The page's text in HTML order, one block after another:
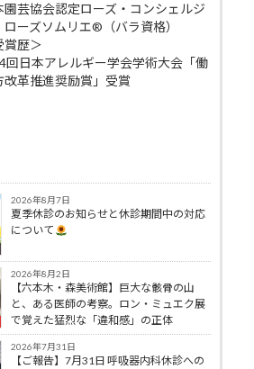
園芸協会認定ローズ・コンシェルジ
ローズソムリエ®（バラ資格）
賞歴＞
回日本アレルギー学会学術大会「働
改革推進奨励賞」受賞
2026年8月7日
夏季休診のお知らせと休診期間中の対応
について
2026年8月2日
【六本木・森美術館】巨大な骸骨の山
と、ある医師の考察。ロン・ミュエク展
で覚えた猛烈な「違和感」の正体
2026年7月31日
【ご報告】7月31日 呼吸器内科休診への